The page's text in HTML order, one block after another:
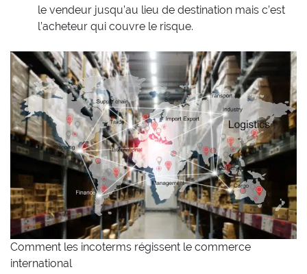
le vendeur jusqu’au lieu de destination mais c’est
l’acheteur qui couvre le risque.
Comment les incoterms régissent le commerce
international